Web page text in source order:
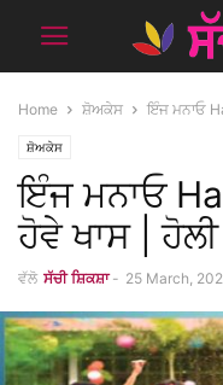
Home ਸ਼ੋਅਕੇਸ ਇੰਜ ਮਨਾਓ
ਸ਼ੋਅਕੇਸ
ਇੰਜ ਮਨਾਓ
ਹੋਵੇ ਖਾਸ |
ਵੱਲੋ ਸੱਚੀ ਸ਼ਿਕਸ਼ਾ - 25 March,